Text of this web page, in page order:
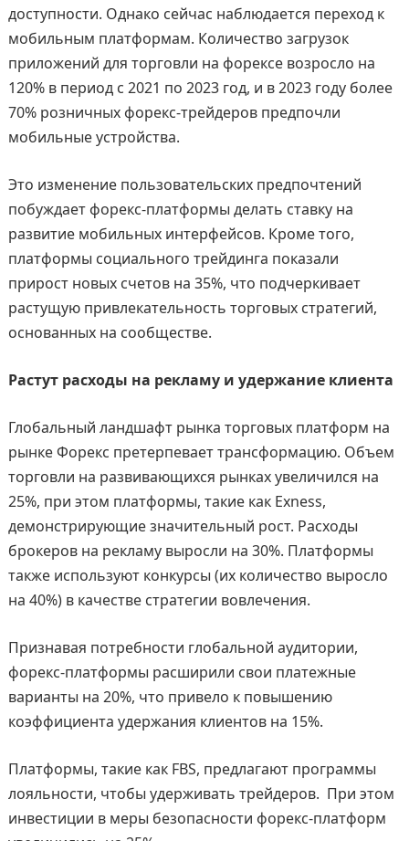
доступности. Однако сейчас наблюдается переход к
мобильным платформам. Количество загрузок
приложений для торговли на форексе возросло на
120% в период с 2021 по 2023 год, и в 2023 году более
70% розничных форекс-трейдеров предпочли
мобильные устройства.
Это изменение пользовательских предпочтений
побуждает форекс-платформы делать ставку на
развитие мобильных интерфейсов. Кроме того,
платформы социального трейдинга показали
прирост новых счетов на 35%, что подчеркивает
растущую привлекательность торговых стратегий,
основанных на сообществе.
Растут расходы на рекламу и удержание клиента
Глобальный ландшафт рынка торговых платформ на
рынке Форекс претерпевает трансформацию. Объем
торговли на развивающихся рынках увеличился на
25%, при этом платформы, такие как Exness,
демонстрирующие значительный рост. Расходы
брокеров на рекламу выросли на 30%. Платформы
также используют конкурсы (их количество выросло
на 40%) в качестве стратегии вовлечения.
Признавая потребности глобальной аудитории,
форекс-платформы расширили свои платежные
варианты на 20%, что привело к повышению
коэффициента удержания клиентов на 15%.
Платформы, такие как FBS, предлагают программы
лояльности, чтобы удерживать трейдеров. При этом
инвестиции в меры безопасности форекс-платформ